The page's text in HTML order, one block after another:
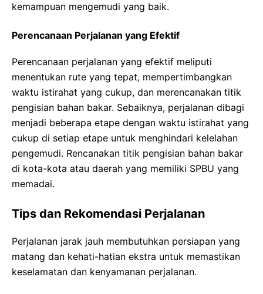
kemampuan mengemudi yang baik.
Perencanaan Perjalanan yang Efektif
Perencanaan perjalanan yang efektif meliputi
menentukan rute yang tepat, mempertimbangkan
waktu istirahat yang cukup, dan merencanakan titik
pengisian bahan bakar. Sebaiknya, perjalanan dibagi
menjadi beberapa etape dengan waktu istirahat yang
cukup di setiap etape untuk menghindari kelelahan
pengemudi. Rencanakan titik pengisian bahan bakar
di kota-kota atau daerah yang memiliki SPBU yang
memadai.
Tips dan Rekomendasi Perjalanan
Perjalanan jarak jauh membutuhkan persiapan yang
matang dan kehati-hatian ekstra untuk memastikan
keselamatan dan kenyamanan perjalanan.